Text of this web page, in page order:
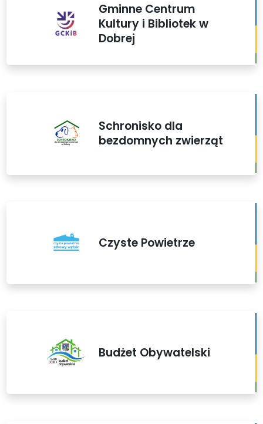
Gminne Centrum
Kultury i Bibliotek w
Dobrej
Schronisko dla
bezdomnych zwierząt
Czyste Powietrze
Budżet Obywatelski